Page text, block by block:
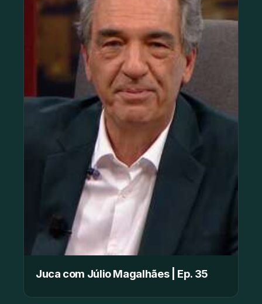
Juca com Júlio Magalhães | Ep. 35